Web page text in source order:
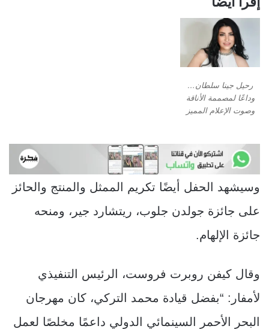
رحيل جينا سلطان…
وداعًا لمصممة الأناقة
وصوت الإعلام المميز
وسيشهد الحفل أيضًا تكريم الممثل والمنتج والحائز
على جائزة جولدن جلوب، ريتشارد جير، ومنحه
جائزة الإلهام.
وقال كيفن روبرت فروست، الرئيس التنفيذي
لأمفار: “بفضل قيادة محمد التركي، كان مهرجان
البحر الأحمر السينمائي الدولي داعمًا مخلصًا لعمل